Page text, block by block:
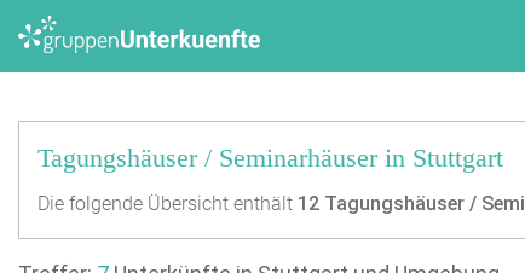
Tagungshäuser / Seminarhäuser in Stuttgart
Die folgende Übersicht enthält 12 Tagungshäuser /